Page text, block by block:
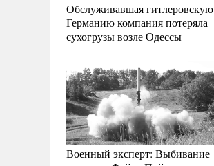
Обслуживавшая гитлеровскую
Германию компания потеряла
сухогрузы возле Одессы
Военный эксперт: Выбивание